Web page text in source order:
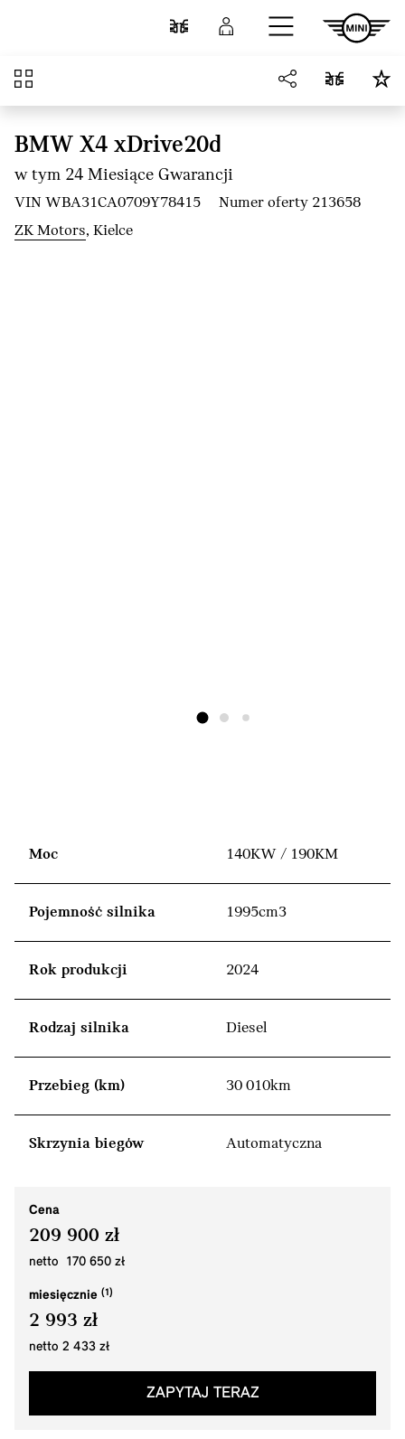
Przejdź do głównej treści
Porównaj Zaloguj się
Przegląd
BMW X4 xDrive20d
w tym 24 Miesiące Gwarancji
VIN WBA31CA0709Y78415
Numer oferty 213658
ZK Motors, Kielce
Moc 140KW / 190KM
Pojemność silnika 1995cm3
Rok produkcji 2024
Rodzaj silnika Diesel
Przebieg (km) 30 010km
Skrzynia biegów Automatyczna
Cena
209 900 zł
netto 170 650 zł
miesięcznie
2 993 zł
netto 2 433 zł
ZAPYTAJ TERAZ